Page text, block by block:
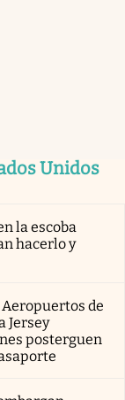
Unidos
la escoba
hacerlo y
de
Jersey
posterguen